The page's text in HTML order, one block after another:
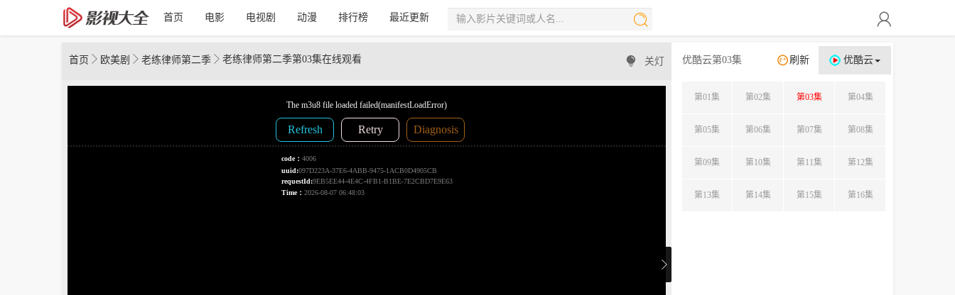
首页 电影 电视剧 动漫 排行榜 最近更新
首页 欧美剧 老练律师第二季 老练律师第二季第03集在线观看 关灯 优酷云
刷新
优酷云第03集
第01集 第02集 第03集 第04集
第05集 第06集 第07集 第08集
第09集 第10集 第11集 第12集
第13集 第14集 第15集 第16集